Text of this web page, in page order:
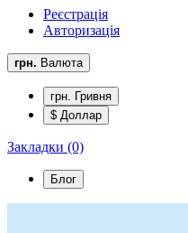
Реєстрація
Авторизація
грн. Валюта
грн. Гривня
$ Доллар
Закладки (0)
Блог